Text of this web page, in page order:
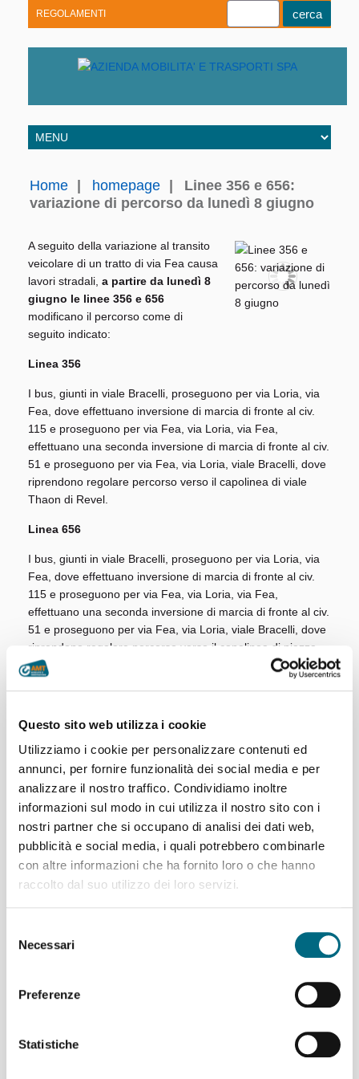
Questo sito web utilizza i cookie
Utilizziamo i cookie per personalizzare contenuti ed
annunci, per fornire funzionalità dei social media e per
analizzare il nostro traffico. Condividiamo inoltre
informazioni sul modo in cui utilizza il nostro sito con i
nostri partner che si occupano di analisi dei dati web,
pubblicità e social media, i quali potrebbero combinarle
con altre informazioni che ha fornito loro o che hanno
raccolto dal suo utilizzo dei loro servizi.
delNecessari
Preferenze
Statistiche
REGOLAMENTI
Home homepage
Linee 356 e 656:
variazione di percorso da lunedì 8 giugno
A seguito della variazione al transito
veicolare di un tratto di via Fea causa
lavori stradali, a partire da lunedì 8
giugno le linee 356 e 656
modificano il percorso come di
seguito indicato:
Linea 356
I bus, giunti in viale Bracelli, proseguono per via Loria, via
Fea, dove effettuano inversione di marcia di fronte al civ.
115 e proseguono per via Fea, via Loria, via Fea,
effettuano una seconda inversione di marcia di fronte al civ.
51 e proseguono per via Fea, via Loria, viale Bracelli, dove
riprendono regolare percorso verso il capolinea di viale
Thaon di Revel.
Linea 656
I bus, giunti in viale Bracelli, proseguono per via Loria, via
Fea, dove effettuano inversione di marcia di fronte al civ.
115 e proseguono per via Fea, via Loria, via Fea,
effettuano una seconda inversione di marcia di fronte al civ.
51 e proseguono per via Fea, via Loria, viale Bracelli, dove
riprendono regolare percorso verso il capolinea di piazza
Verdi.
05/06/2026
Related Posts
limitazione di percorso